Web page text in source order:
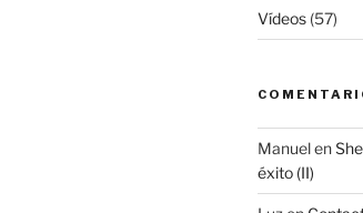
Vídeos(57)
Manuelen
éxito (II)